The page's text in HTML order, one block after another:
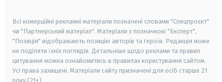
Всі комерційні рекламні матеріали позначені словами "Спецпроєкт"
чи "Партнерський матеріал". Матеріали з позначкою "Експерт",
"Позиція" відображають позицію авторів та героїв. Редакція може
не поділяти їхніх поглядів. Детальніше щодо реклами та правил
цитування можна ознайомитись в правилах користування сайтом.
Усі права захищені. Матеріали сайту призначені для осіб старше 21
року (21+)